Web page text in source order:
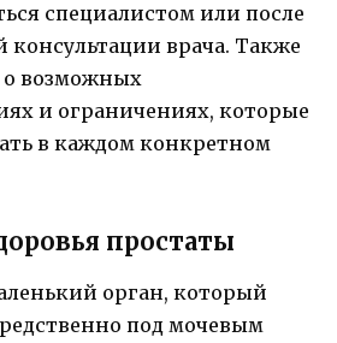
специалистом или после
консультации врача. Также
о возможных
и ограничениях, которые
в каждом конкретном
простаты
орган, который
под мочевым